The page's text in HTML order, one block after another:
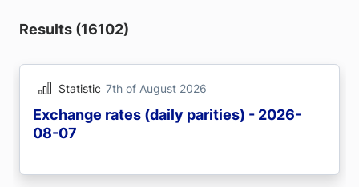
Results (16102)
Statistic 7th of August 2026
Exchange rates (daily parities) - 2026-
08-07